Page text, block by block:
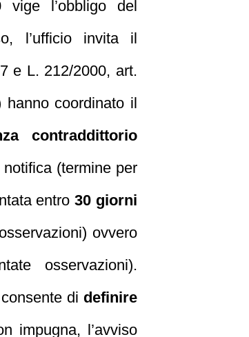
l’obbligo del
l’ufficio invita il
e L. 212/2000, art.
coordinato il
contraddittorio
(termine per
entro30 giorni
ovvero
osservazioni).
di definire
impugna, l’avviso